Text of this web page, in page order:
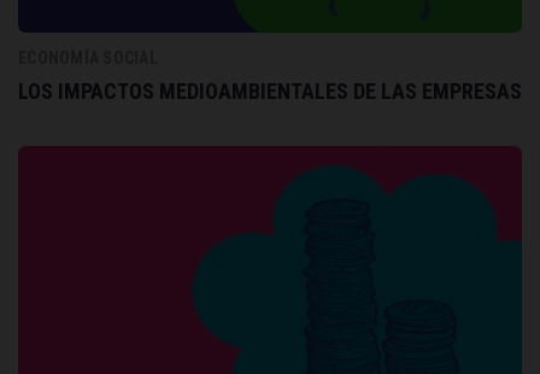
LOS IMPACTOS MEDIOAMBIENTALES DE LAS EMPRESAS